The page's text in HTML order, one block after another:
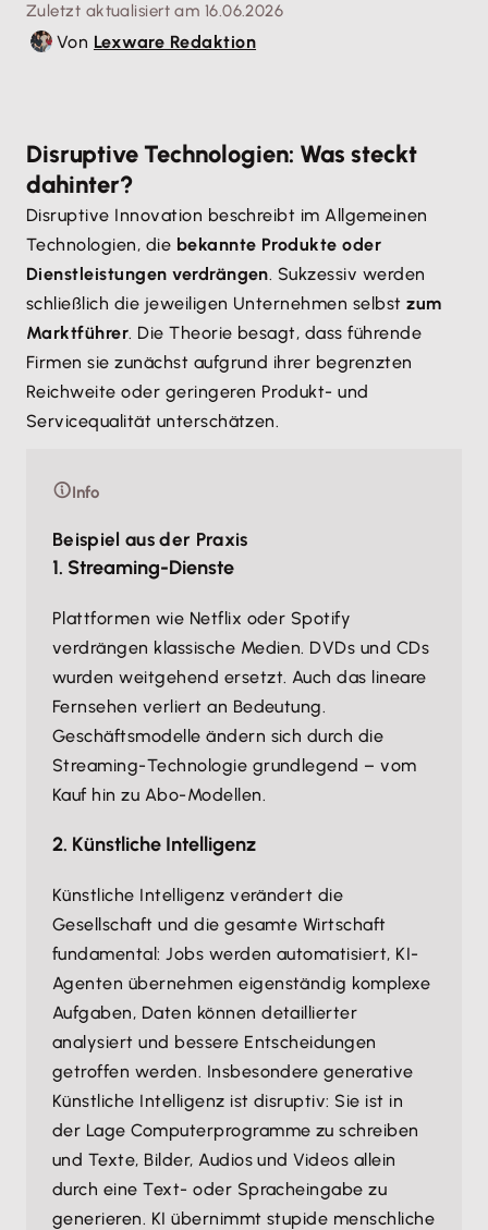
Zuletzt aktualisiert am 16.06.2026
Von Lexware Redaktion
Disruptive Technologien: Was steckt
dahinter?
Disruptive Innovation beschreibt im Allgemeinen
Technologien, die bekannte Produkte oder
Dienstleistungen verdrängen. Sukzessiv werden
schließlich die jeweiligen Unternehmen selbstzum
Marktführer. Die Theorie besagt, dass führende
Firmen sie zunächst aufgrund ihrer begrenzten
Reichweite oder geringeren Produkt- und
Servicequalität unterschätzen.
Info
Beispiel aus der Praxis
1. Streaming-Dienste
Plattformen wie Netflix oder Spotify
verdrängen klassische Medien. DVDs und CDs
wurden weitgehend ersetzt. Auch das lineare
Fernsehen verliert an Bedeutung.
Geschäftsmodelle ändern sich durch die
Streaming-Technologie grundlegend – vom
Kauf hin zu Abo-Modellen.
2. Künstliche Intelligenz
Künstliche Intelligenz verändert die
Gesellschaft und die gesamte Wirtschaft
fundamental: Jobs werden automatisiert, KI-
Agenten übernehmen eigenständig komplexe
Aufgaben, Daten können detaillierter
analysiert und bessere Entscheidungen
getroffen werden. Insbesondere generative
Künstliche Intelligenz ist disruptiv: Sie ist in
der Lage Computerprogramme zu schreiben
und Texte, Bilder, Audios und Videos allein
durch eine Text- oder Spracheingabe zu
generieren. KI übernimmt stupide menschliche